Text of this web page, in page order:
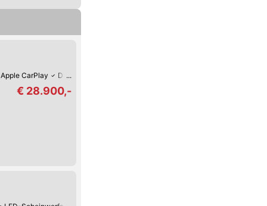
Apple CarPlay Digitales Cockpit
€ 28.900,-